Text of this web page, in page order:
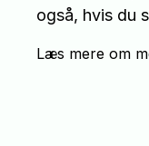
også, hvis du
Læs mere om